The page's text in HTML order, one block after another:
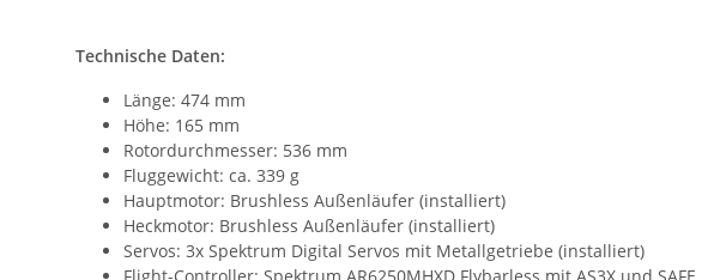
Technische Daten:
Länge: 474 mm
Höhe: 165 mm
Rotordurchmesser: 536 mm
Fluggewicht: ca. 339 g
Hauptmotor: Brushless Außenläufer (installiert)
Heckmotor: Brushless Außenläufer (installiert)
Servos: 3x Spektrum Digital Servos mit Metallgetriebe (installiert)